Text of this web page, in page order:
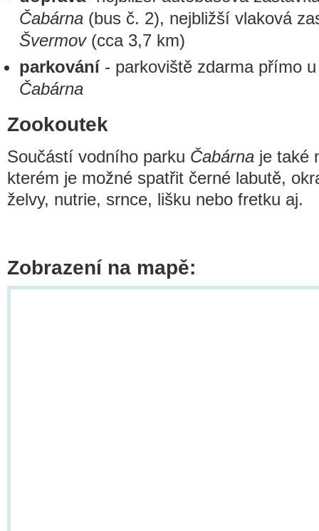
Čabárna (bus č. 2), nejbližší vlaková
Švermov(cca 3,7 km)
parkování- parkoviště zdarma přímo
Čabárna
Zookoutek
Součástí vodního parku Čabárna je také
kterém je možné spatřit černé labutě,
želvy, nutrie, srnce, lišku nebo fretku aj.
Zobrazení na mapě: